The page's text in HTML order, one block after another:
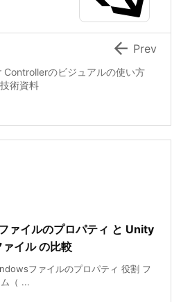
Controllerのビジュアルの使い方
術資料
 Prev
ァイルのプロパティ と Unity
イル の比較
ファイルのプロパティ 役割 フ
（ ...